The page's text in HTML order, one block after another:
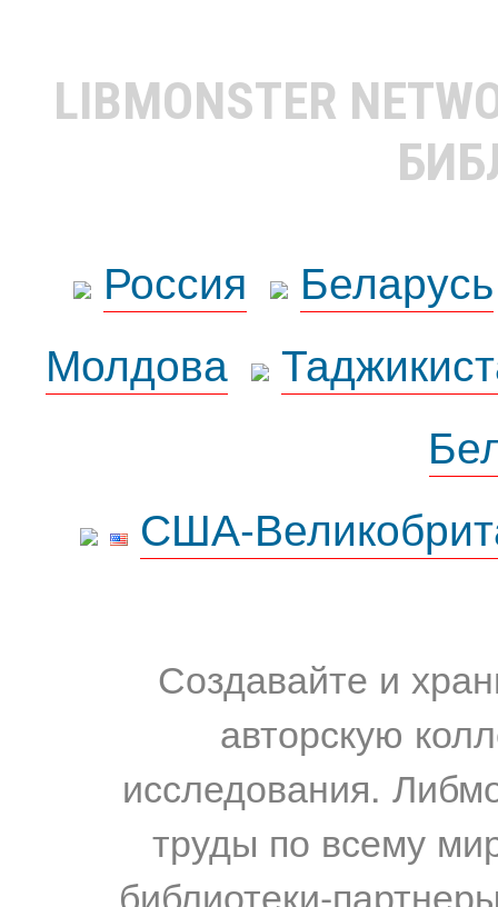
LIBMONSTER
Россия
Беларусь
Молдова
США-
Создавайте и
авторскую
исследования.
труды по всему
библиотеки-